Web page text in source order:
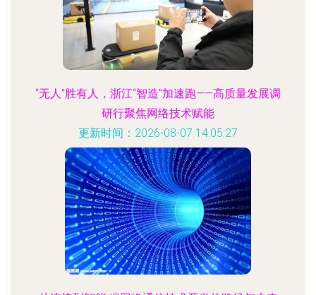
“无人”胜有人，浙江“智造”加速跑——高质量发展调
研行聚焦网络技术赋能
更新时间：2026-08-07 14:05:27